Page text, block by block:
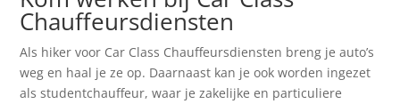
Chauffeursdiensten
Als hiker voor Car Class Chauffeursdiensten breng je auto’s
weg en haal je ze op. Daarnaast kan je ook worden ingezet
als studentchauffeur, waar je zakelijke en particuliere